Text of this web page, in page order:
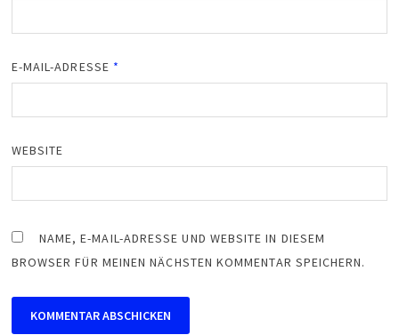
E-MAIL-ADRESSE *
WEBSITE
NAME, E-MAIL-ADRESSE UND WEBSITE IN DIESEM
BROWSER FÜR MEINEN NÄCHSTEN KOMMENTAR SPEICHERN.